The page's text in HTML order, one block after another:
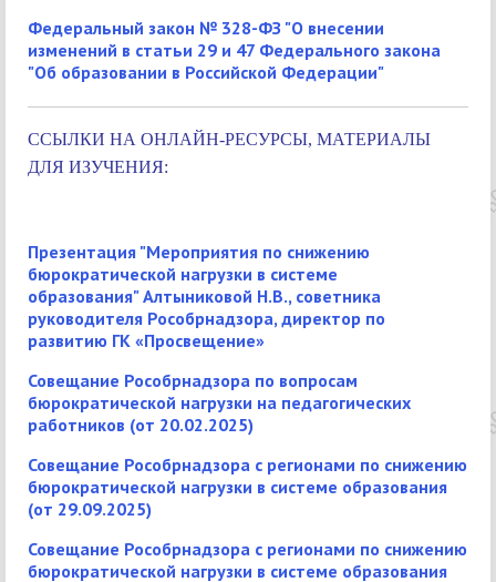
Федеральный закон № 328-ФЗ "О внесении
изменений в статьи 29 и 47 Федерального закона
"Об образовании в Российской Федерации"
ССЫЛКИ НА ОНЛАЙН-РЕСУРСЫ, МАТЕРИАЛЫ
ДЛЯ ИЗУЧЕНИЯ:
Презентация "Мероприятия по снижению
бюрократической нагрузки в системе
образования" Алтыниковой Н.В., советника
руководителя Рособрнадзора, директор по
развитию ГК «Просвещение»
Совещание Рособрнадзора по вопросам
бюрократической нагрузки на педагогических
работников (от 20.02.2025)
Совещание Рособрнадзора с регионами по снижению
бюрократической нагрузки в системе образования
(от 29.09.2025)
Совещание Рособрнадзора с регионами по снижению
бюрократической нагрузки в системе образования